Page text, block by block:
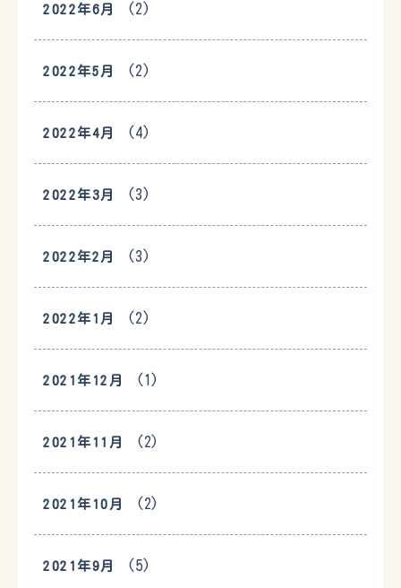
2022年6月 (2)
2022年5月 (2)
2022年4月 (4)
2022年3月 (3)
2022年2月 (3)
2022年1月 (2)
2021年12月 (1)
2021年11月 (2)
2021年10月 (2)
2021年9月 (5)